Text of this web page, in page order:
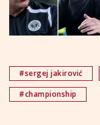
#sergej jakirović
#championship